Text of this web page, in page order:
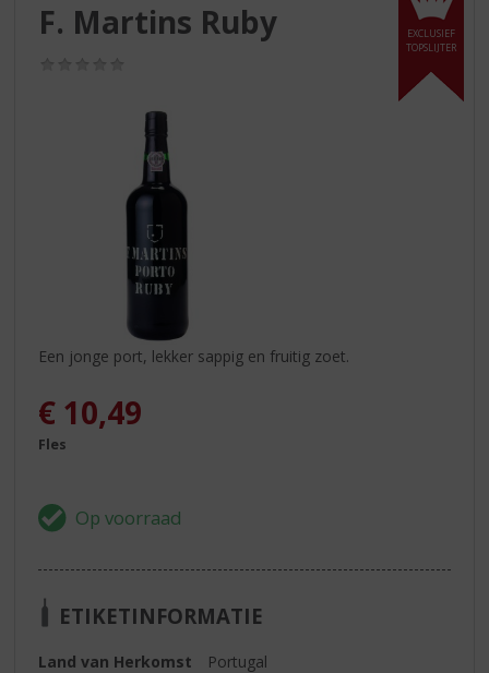
EXCLUSIEF
TOPSLIJTER
F. Martins Ruby
Een jonge port, lekker sappig en fruitig zoet.
€ 10,49
Fles
ETIKETINFORMATIE
Land van Herkomst
Portugal